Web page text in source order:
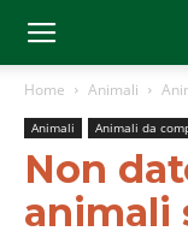
Home Animali
Animali Animali da
Non
animali